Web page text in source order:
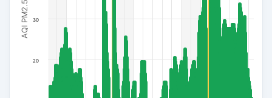
AQI PM2.5
20
30